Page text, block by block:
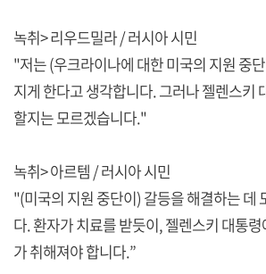
녹취> 리우드밀라 / 러시아 시민
"저는 (우크라이나에 대한 미국의 지원 중
지게 한다고 생각합니다. 그러나 젤렌스키
할지는 모르겠습니다."
녹취> 아르템 / 러시아 시민
"(미국의 지원 중단이) 갈등을 해결하는 데
다. 환자가 치료를 받듯이, 젤렌스키 대통
가 취해져야 합니다.”